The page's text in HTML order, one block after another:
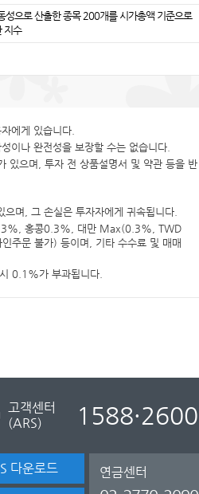
성으로 산출한 종목 200개를 시가총액 기준으로
지수
에게 있습니다.
이나 완전성을 보장할 수는 없습니다.
있으며, 투자 전 상품설명서 및 약관 등을 반
며, 그 손실은 투자자에게 귀속됩니다.
홍콩0.3%, 대만 Max(0.3%, TWD
문 불가) 등이며, 기타 수수료 및 매매
0.1%가 부과됩니다.
고객센터
(ARS)
1588·2600
다운로드 연금센터